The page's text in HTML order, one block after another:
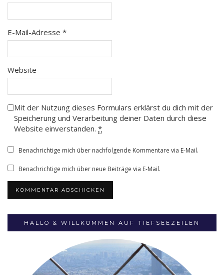
E-Mail-Adresse *
Website
Mit der Nutzung dieses Formulars erklärst du dich mit der
Speicherung und Verarbeitung deiner Daten durch diese
Website einverstanden. *
Benachrichtige mich über nachfolgende Kommentare via E-Mail.
Benachrichtige mich über neue Beiträge via E-Mail.
HALLO & WILLKOMMEN AUF TIEFSEEZEILEN